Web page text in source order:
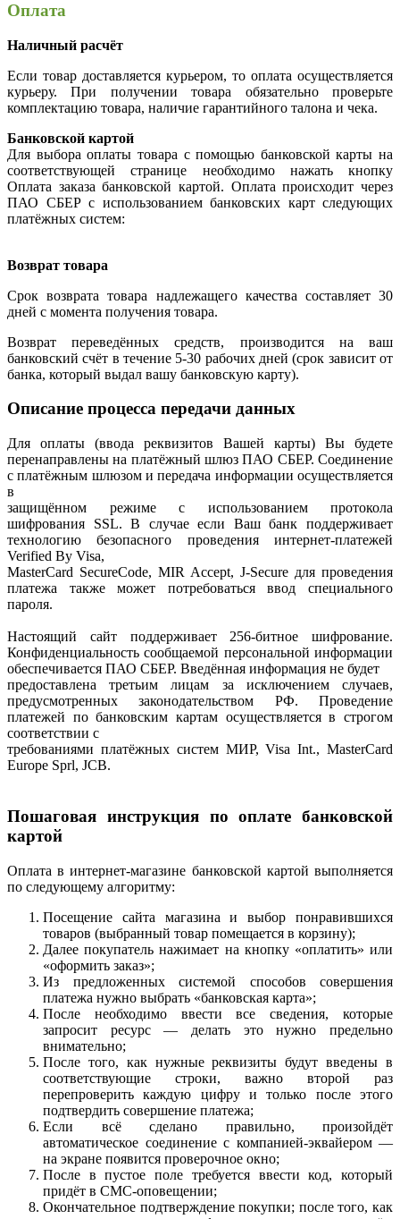
Оплата
Наличный расчёт
Если товар доставляется курьером, то оплата осуществляется
курьеру. При получении товара обязательно проверьте
комплектацию товара, наличие гарантийного талона и чека.
Банковской картой
Для выбора оплаты товара с помощью банковской карты на
соответствующей странице необходимо нажать кнопку
Оплата заказа банковской картой. Оплата происходит через
ПАО СБЕР с использованием банковских карт следующих
платёжных систем:
Возврат товара
Срок возврата товара надлежащего качества составляет 30
дней с момента получения товара.
Возврат переведённых средств, производится на ваш
банковский счёт в течение 5-30 рабочих дней (срок зависит от
банка, который выдал вашу банковскую карту).
Описание процесса передачи данных
Для оплаты (ввода реквизитов Вашей карты) Вы будете
перенаправлены на платёжный шлюз ПАО СБЕР. Соединение
с платёжным шлюзом и передача информации осуществляется
в
защищённом режиме с использованием протокола
шифрования SSL. В случае если Ваш банк поддерживает
технологию безопасного проведения интернет-платежей
Verified By Visa,
MasterCard SecureCode, MIR Accept, J-Secure для проведения
платежа также может потребоваться ввод специального
пароля.
Настоящий сайт поддерживает 256-битное шифрование.
Конфиденциальность сообщаемой персональной информации
обеспечивается ПАО СБЕР. Введённая информация не будет
предоставлена третьим лицам за исключением случаев,
предусмотренных законодательством РФ. Проведение
платежей по банковским картам осуществляется в строгом
соответствии с
требованиями платёжных систем МИР, Visa Int., MasterCard
Europe Sprl, JCB.
Пошаговая инструкция по оплате банковской
картой
Оплата в интернет-магазине банковской картой выполняется
по следующему алгоритму:
Посещение сайта магазина и выбор понравившихся
товаров (выбранный товар помещается в корзину);
Далее покупатель нажимает на кнопку «оплатить» или
«оформить заказ»;
Из предложенных системой способов совершения
платежа нужно выбрать «банковская карта»;
После необходимо ввести все сведения, которые
запросит ресурс — делать это нужно предельно
внимательно;
После того, как нужные реквизиты будут введены в
соответствующие строки, важно второй раз
перепроверить каждую цифру и только после этого
подтвердить совершение платежа;
Если всё сделано правильно, произойдёт
автоматическое соединение с компанией-эквайером —
на экране появится проверочное окно;
После в пустое поле требуется ввести код, который
придёт в СМС-оповещении;
Окончательное подтверждение покупки; после того, как